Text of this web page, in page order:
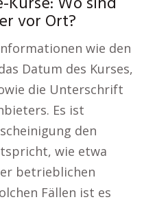
vor Ort?
wie den
Datum des Kurses,
die Unterschrift
Es ist
den
wie etwa
betrieblichen
Fällen ist es